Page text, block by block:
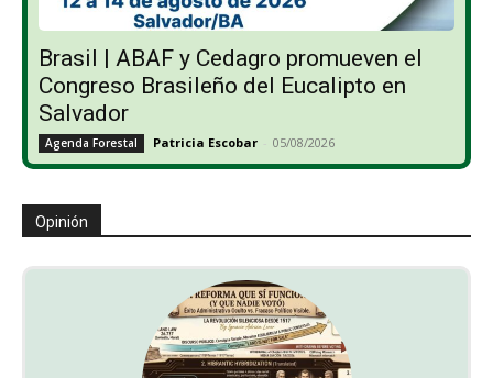
Brasil | ABAF y Cedagro promueven el
Congreso Brasileño del Eucalipto en
Salvador
Agenda Forestal Patricia Escobar - 05/08/2026
Opinión